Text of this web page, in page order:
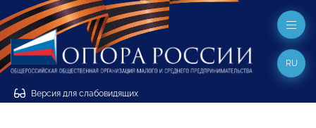
Версия для слабовидящих
RU